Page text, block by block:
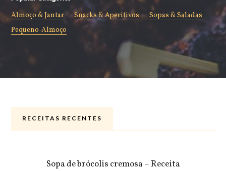
Almoço & Jantar Snacks & Aperitivos
Sopas & Saladas
Pequeno-Almoço
RECEITAS RECENTES
Sopa de brócolis cremosa – Receita